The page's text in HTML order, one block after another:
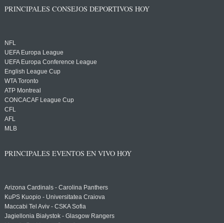
PRINCIPALES CONSEJOS DEPORTIVOS HOY
NFL
UEFA Europa League
UEFA Europa Conference League
English League Cup
WTA Toronto
ATP Montreal
CONCACAF League Cup
CFL
AFL
MLB
PRINCIPALES EVENTOS EN VIVO HOY
Arizona Cardinals - Carolina Panthers
KuPS Kuopio - Universitatea Craiova
Maccabi Tel Aviv - CSKA Sofia
Jagiellonia Białystok - Glasgow Rangers